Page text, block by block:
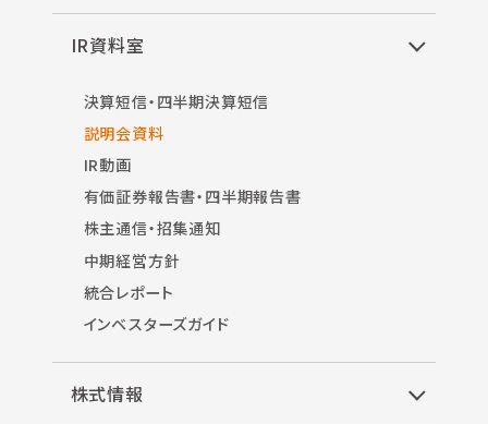
IR資料室
決算短信・四半期決算短信
説明会資料
IR動画
有価証券報告書・四半期報告書
株主通信・招集通知
中期経営方針
統合レポート
インベスターズガイド
株式情報